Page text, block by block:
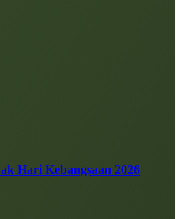
Hari Kebangsaan 2026